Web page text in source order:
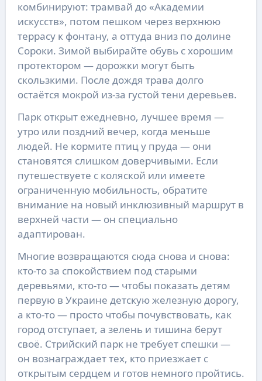
комбинируют: трамвай до «Академии
искусств», потом пешком через верхнюю
террасу к фонтану, а оттуда вниз по долине
Сороки. Зимой выбирайте обувь с хорошим
протектором — дорожки могут быть
скользкими. После дождя трава долго
остаётся мокрой из-за густой тени деревьев.
Парк открыт ежедневно, лучшее время —
утро или поздний вечер, когда меньше
людей. Не кормите птиц у пруда — они
становятся слишком доверчивыми. Если
путешествуете с коляской или имеете
ограниченную мобильность, обратите
внимание на новый инклюзивный маршрут в
верхней части — он специально
адаптирован.
Многие возвращаются сюда снова и снова:
кто-то за спокойствием под старыми
деревьями, кто-то — чтобы показать детям
первую в Украине детскую железную дорогу,
а кто-то — просто чтобы почувствовать, как
город отступает, а зелень и тишина берут
своё. Стрийский парк не требует спешки —
он вознаграждает тех, кто приезжает с
открытым сердцем и готов немного пройтись.